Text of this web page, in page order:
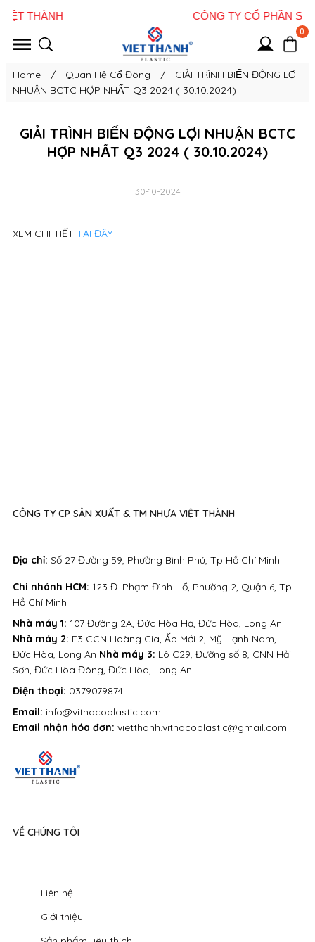
0
Home / Quan Hệ Cổ Đông /
GIẢI TRÌNH BIẾN ĐỘNG LỢI
NHUẬN BCTC HỢP NHẤT Q3 2024 ( 30.10.2024)
GIẢI TRÌNH BIẾN ĐỘNG LỢI NHUẬN BCTC
HỢP NHẤT Q3 2024 ( 30.10.2024)
30-10-2024
XEM CHI TIẾT TẠI ĐÂY
VỀ CHÚNG TÔI
Liên hệ
Giới thiệu
Địa chỉ: Số 27 Đường 59, Phường Bình Phú, Tp Hồ Chí Minh
Điện thoại: 0379079874
Email: info@vithacoplastic.com
Email nhận hóa đơn: vietthanh.vithacoplastic@gmail.com
CÔNG TY CP SẢN XUẤT & TM NHỰA VIỆT THÀNH
Nhà máy 1: 107 Đường 2A, Đức Hòa Hạ, Đức Hòa, Long An..
Nhà máy 2: E3 CCN Hoàng Gia, Ấp Mới 2, Mỹ Hạnh Nam,
Đức Hòa, Long An Nhà máy 3: Lô C29, Đường số 8, CNN Hải
Sơn, Đức Hòa Đông, Đức Hòa, Long An.
Chi nhánh HCM: 123 Đ. Phạm Đình Hổ, Phường 2, Quận 6, Tp
Hồ Chí Minh